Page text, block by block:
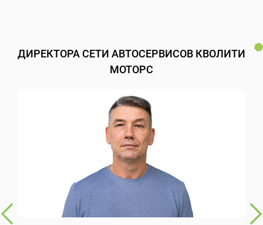
ДИРЕКТОРА СЕТИ АВТОСЕРВИСОВ КВОЛИТИ
МОТОРС